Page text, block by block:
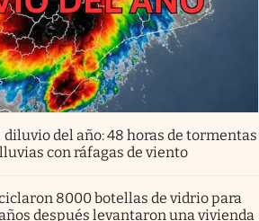
del año: 48 horas de tormentas
con ráfagas de viento
8000 botellas de vidrio para
después levantaron una vivienda